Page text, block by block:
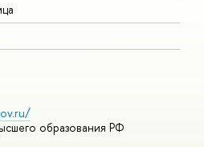
образования РФ